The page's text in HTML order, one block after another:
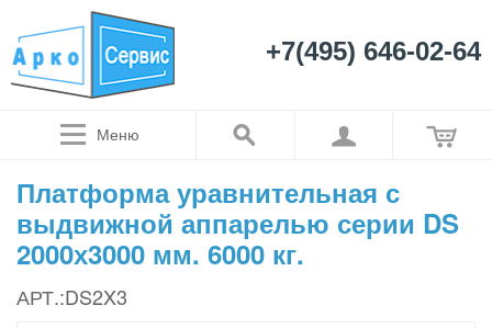
+7(495) 646-02-64
Меню
Платформа уравнительная с
выдвижной аппарелью серии DS
2000х3000 мм. 6000 кг.
АРТ.:DS2X3